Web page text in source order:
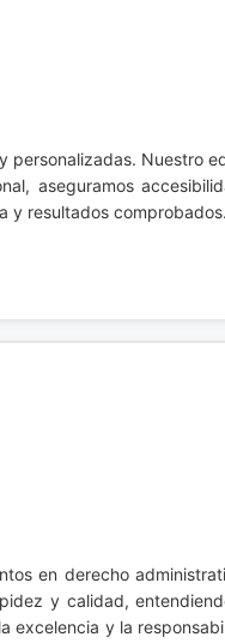
personalizadas. Nuestro
aseguramos
y resultados comprobados.
en derecho
y calidad,
excelencia y la